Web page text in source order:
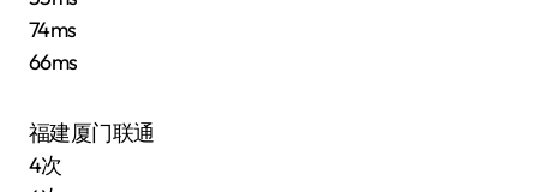
74ms
66ms
福建厦门联通
4次